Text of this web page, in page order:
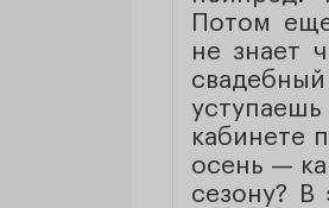
Потом
не знает
кабинете
осень —
сезону? В